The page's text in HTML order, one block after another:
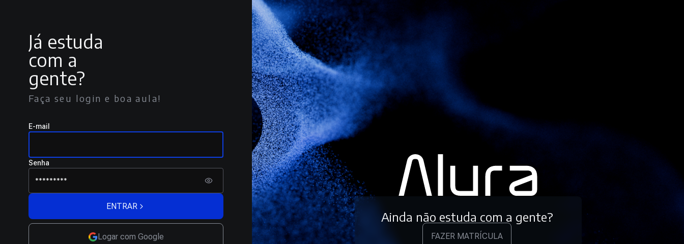
Já estuda
com a
gente?
Faça seu login e boa aula!
E-mail
Senha
ENTRAR
Logar com Google
Ainda não estuda com a gente?
FAZER MATRÍCULA